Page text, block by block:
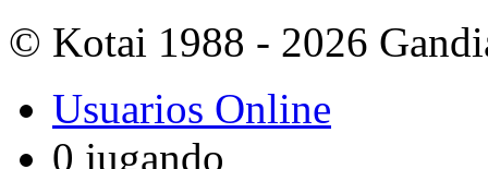
© Kotai 1988 - 2026
Usuarios Online
0 jugando